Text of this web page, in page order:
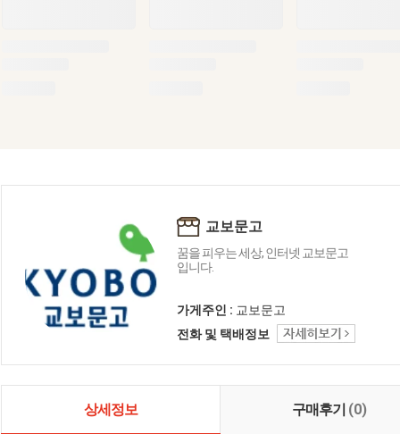
교보문고
꿈을 피우는 세상, 인터넷 교보문고
입니다.
가게주인 : 교보문고
전화 및 택배정보
상세정보 구매후기 (0)